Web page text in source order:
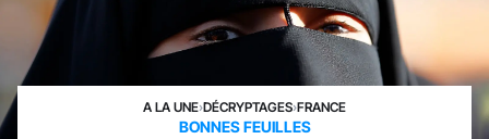
A LA UNE›DÉCRYPTAGES›FRANCE
BONNES FEUILLES